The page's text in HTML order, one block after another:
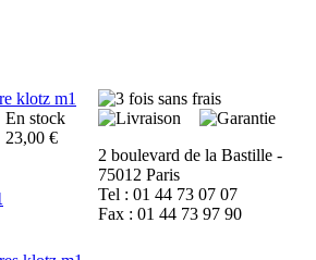
En stock
23,00 €
2 boulevard de la Bastille -
75012 Paris
Tel : 01 44 73 07 07
Fax : 01 44 73 97 90